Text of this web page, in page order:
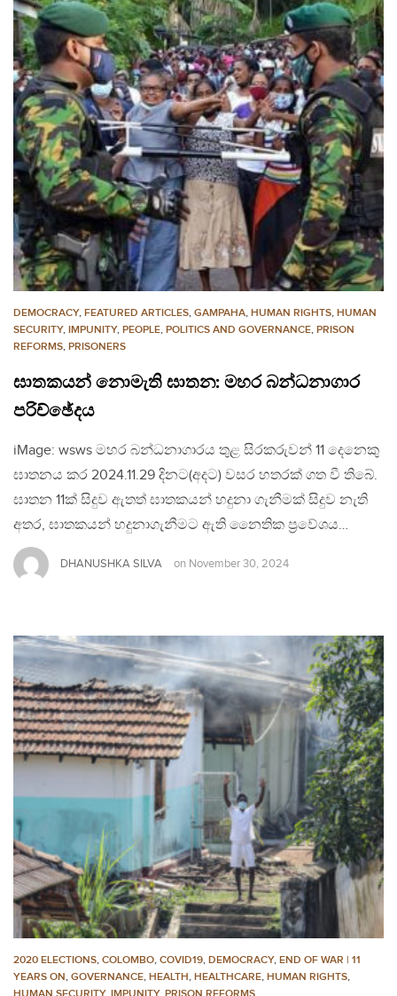
DEMOCRACY, FEATURED ARTICLES, GAMPAHA, HUMAN RIGHTS, HUMAN
SECURITY, IMPUNITY, PEOPLE, POLITICS AND GOVERNANCE, PRISON
REFORMS, PRISONERS
ඝාතකයන් නොමැති ඝාතන: මහර බන්ධනාගාර
පරිච්ඡේදය
iMage: wsws මහර බන්ධනාගාරය තුළ සිරකරුවන් 11 දෙනෙකු
ඝාතනය කර 2024.11.29 දිනට(අදට) වසර හතරක් ගත වී තිබේ.
ඝාතන 11ක් සිදුව ඇතත් ඝාතකයන් හදුනා ගැනීමක් සිදුව නැති
අතර, ඝාතකයන් හදුනාගැනීමට ඇති නෛතික ප්‍රවේශය…
DHANUSHKA SILVA on November 30, 2024
2020 ELECTIONS, COLOMBO, COVID19, DEMOCRACY, END OF WAR | 11
YEARS ON, GOVERNANCE, HEALTH, HEALTHCARE, HUMAN RIGHTS,